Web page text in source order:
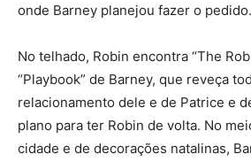
onde Barney planejou fazer o pedido.
No telhado, Robin encontra “The
“Playbook” de Barney, que reveça
relacionamento dele e de Patrice e
plano para ter Robin de volta. No
cidade e de decorações natalinas,